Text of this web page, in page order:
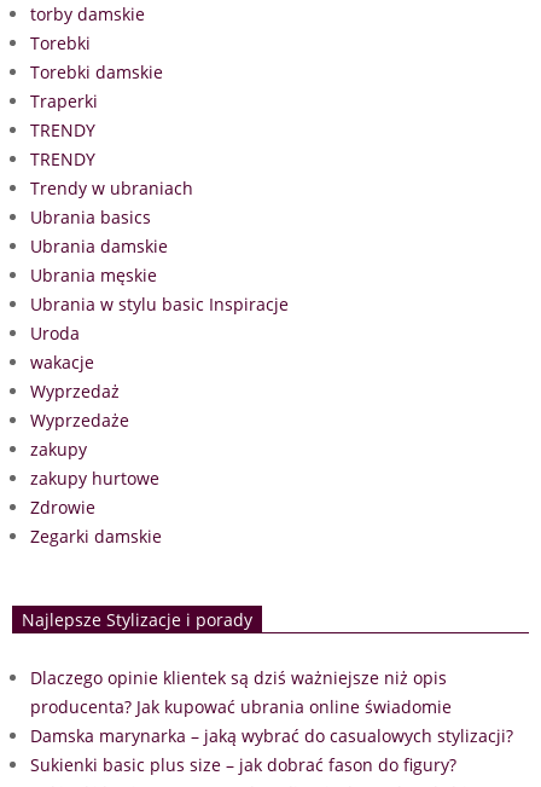
torby damskie
Torebki
Torebki damskie
Traperki
TRENDY
TRENDY
Trendy w ubraniach
Ubrania basics
Ubrania damskie
Ubrania męskie
Ubrania w stylu basic Inspiracje
Uroda
wakacje
Wyprzedaż
Wyprzedaże
zakupy
zakupy hurtowe
Zdrowie
Zegarki damskie
Najlepsze Stylizacje i porady
Dlaczego opinie klientek są dziś ważniejsze niż opis
producenta? Jak kupować ubrania online świadomie
Damska marynarka – jaką wybrać do casualowych stylizacji?
Sukienki basic plus size – jak dobrać fason do figury?